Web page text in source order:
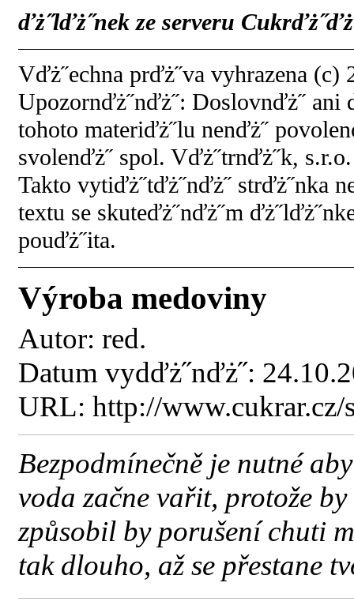
ďż˝lďż˝nek ze serveru
Vďż˝echna prďż˝va vyhrazena (c)
Upozornďż˝nďż˝: Doslovnďż˝ ani
tohoto materiďż˝lu nenďż˝
svolenďż˝ spol. Vďż˝trnďż˝k, s.r.o.
Takto vytiďż˝tďż˝nďż˝ strďż˝nka
textu se skuteďż˝nďż˝m
pouďż˝ita.
Výroba medoviny
Autor: red.
Datum vydďż˝nďż˝:
URL: http://www.cukrar.cz/
Bezpodmínečně je nutné
voda začne vařit, protože
způsobil by porušení chuti
tak dlouho, až se přestane